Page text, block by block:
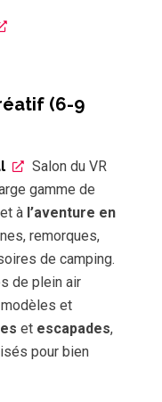
(6-9
Salon du VR
gamme de
et à l’aventure en
remorques,
de camping.
de plein air
et
et escapades,
pour bien